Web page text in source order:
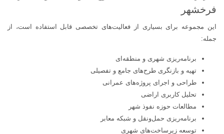
فرخشهر
این مجموعه برای بسیاری از فعالیت‌های تخصصی قابل استفاده است، از
جمله:
برنامه‌ریزی شهری و منطقه‌ای
تهیه و بازنگری طرح‌های جامع و تفصیلی
طراحی و اجرای پروژه‌های عمرانی
تحلیل کاربری اراضی
مطالعات حوزه نفوذ شهر
برنامه‌ریزی حمل‌ونقل و شبکه معابر
توسعه زیرساخت‌های شهری